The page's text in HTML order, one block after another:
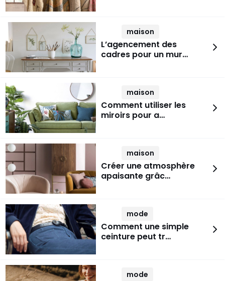
maison
L’agencement des
cadres pour un mur…
maison
Comment utiliser les
miroirs pour a…
maison
Créer une atmosphère
apaisante grâc…
mode
Comment une simple
ceinture peut tr…
mode